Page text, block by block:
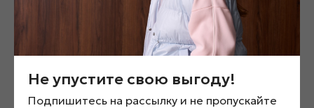
Не упустите свою выгоду!
Подпишитесь на рассылку и не пропускайте